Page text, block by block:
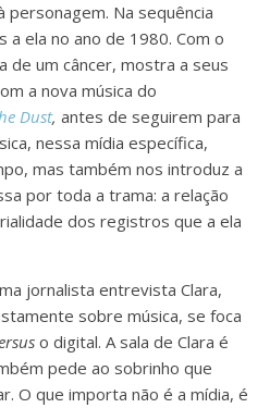
Na sequência
a ela no ano de 1980. Com o
de um câncer, mostra a seus
a nova música do
Dust, antes de seguirem para
nessa mídia específica,
mas também nos introduz a
por toda a trama: a relação
dos registros que a ela
jornalista entrevista Clara,
sobre música, se foca
o digital. A sala de Clara é
pede ao sobrinho que
O que importa não é a mídia, é